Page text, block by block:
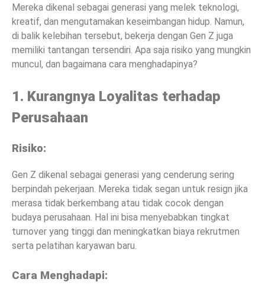
Mereka dikenal sebagai generasi yang melek teknologi,
kreatif, dan mengutamakan keseimbangan hidup. Namun,
di balik kelebihan tersebut, bekerja dengan Gen Z juga
memiliki tantangan tersendiri. Apa saja risiko yang mungkin
muncul, dan bagaimana cara menghadapinya?
1. Kurangnya Loyalitas terhadap
Perusahaan
Risiko:
Gen Z dikenal sebagai generasi yang cenderung sering
berpindah pekerjaan. Mereka tidak segan untuk resign jika
merasa tidak berkembang atau tidak cocok dengan
budaya perusahaan. Hal ini bisa menyebabkan tingkat
turnover yang tinggi dan meningkatkan biaya rekrutmen
serta pelatihan karyawan baru.
Cara Menghadapi: